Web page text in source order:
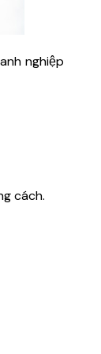
nghiệp
cách.